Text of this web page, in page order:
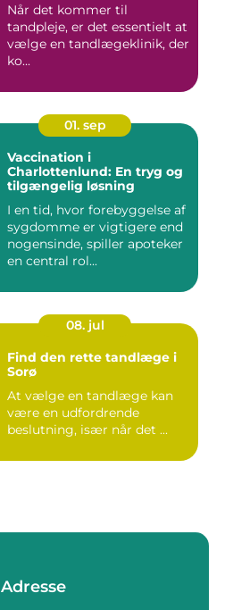
Når det kommer til
tandpleje, er det essentielt at
vælge en tandlægeklinik, der
ko...
01. sep
Vaccination i
Charlottenlund: En tryg og
tilgængelig løsning
I en tid, hvor forebyggelse af
sygdomme er vigtigere end
nogensinde, spiller apoteker
en central rol...
08. jul
Find den rette tandlæge i
Sorø
At vælge en tandlæge kan
være en udfordrende
beslutning, især når det ...
Adresse